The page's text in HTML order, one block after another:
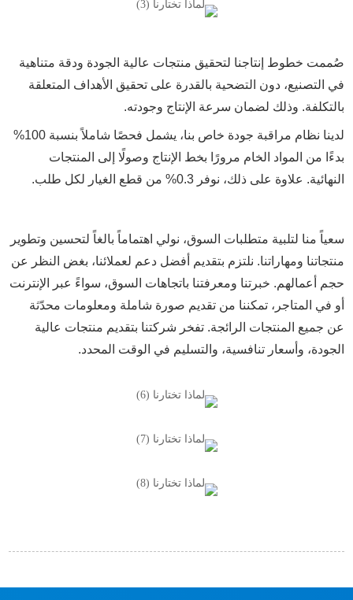
صُممت خطوط إنتاجنا لتحقيق منتجات عالية الجودة ودقة متناهية
في التصنيع، دون التضحية بالقدرة على تحقيق الأهداف المتعلقة
بالتكلفة. وذلك لضمان سرعة الإنتاج وجودته.
لدينا نظام مراقبة جودة خاص بنا، يشمل فحصًا شاملاً بنسبة 100%
بدءًا من المواد الخام مرورًا بخط الإنتاج وصولًا إلى المنتجات
النهائية. علاوة على ذلك، نوفر 0.3% من قطع الغيار لكل طلب.
سعياً منا لتلبية متطلبات السوق، نولي اهتماماً بالغاً لتحسين وتطوير
منتجاتنا ومهاراتنا. نلتزم بتقديم أفضل دعم لعملائنا، بغض النظر عن
حجم أعمالهم. خبرتنا ومعرفتنا باتجاهات السوق، سواءً عبر الإنترنت
أو في المتاجر، تمكننا من تقديم صورة شاملة ومعلومات محدّثة
عن جميع المنتجات الرائجة. تفخر شركتنا بتقديم منتجات عالية
الجودة، وأسعار تنافسية، والتسليم في الوقت المحدد.